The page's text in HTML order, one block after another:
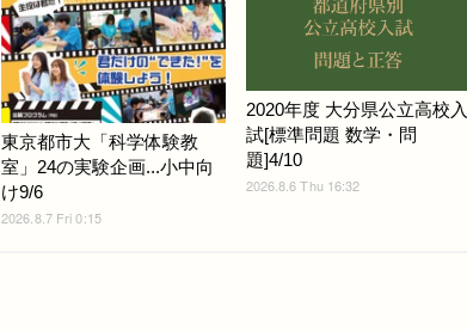
東京都市大「科学体験教
室」24の実験企画...小中向
け9/6
2026.8.7 Fri 0:15
2020年度 大分県公立高校入
試[標準問題 数学・問
題]4/10
2026.8.6 Thu 16:32